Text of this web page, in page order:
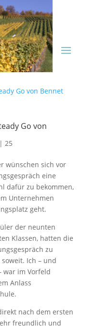
Go von
| 25
wünschen sich vor
eine
dafür zu bekommen,
Unternehmen
geht.
der neunten
Klassen, hatten die
zu
Ich – und
war im Vorfeld
Anlass
nach dem ersten
freundlich und